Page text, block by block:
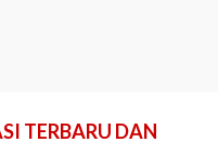
TERBARU DAN